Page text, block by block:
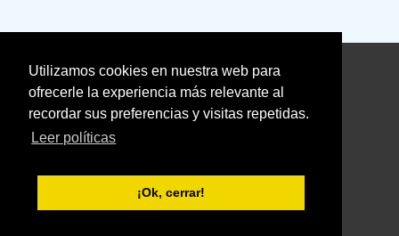
Utilizamos cookies en nuestra web para
ofrecerle la experiencia más relevante al
recordar sus preferencias y visitas repetidas.
Leer políticas
¡Ok, cerrar!
fontaneriaprofesional.com
Aviso Legal
With love ❤️ seoclic.com